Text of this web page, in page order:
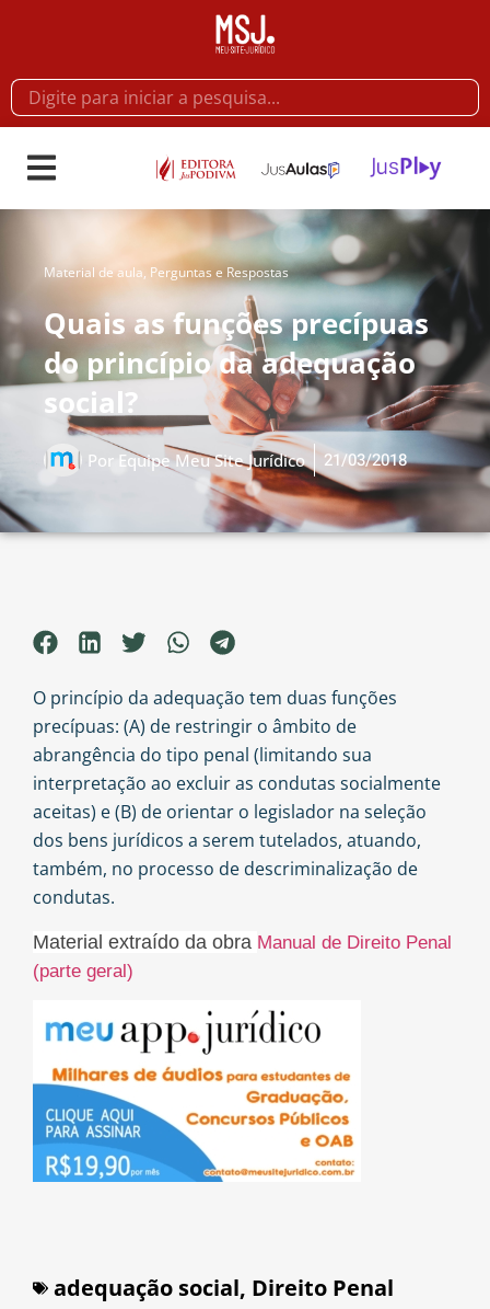
Material de aula, Perguntas e Respostas
Quais as funções precípuas
do princípio da adequação
social?
Por Equipe Meu Site Jurídico 21/03/2018
O princípio da adequação tem duas funções
precípuas: (A) de restringir o âmbito de
abrangência do tipo penal (limitando sua
interpretação ao excluir as condutas socialmente
aceitas) e (B) de orientar o legislador na seleção
dos bens jurídicos a serem tutelados, atuando,
também, no processo de descriminalização de
condutas.
Material extraído da obra Manual de Direito Penal
(parte geral)
adequação social, Direito Penal